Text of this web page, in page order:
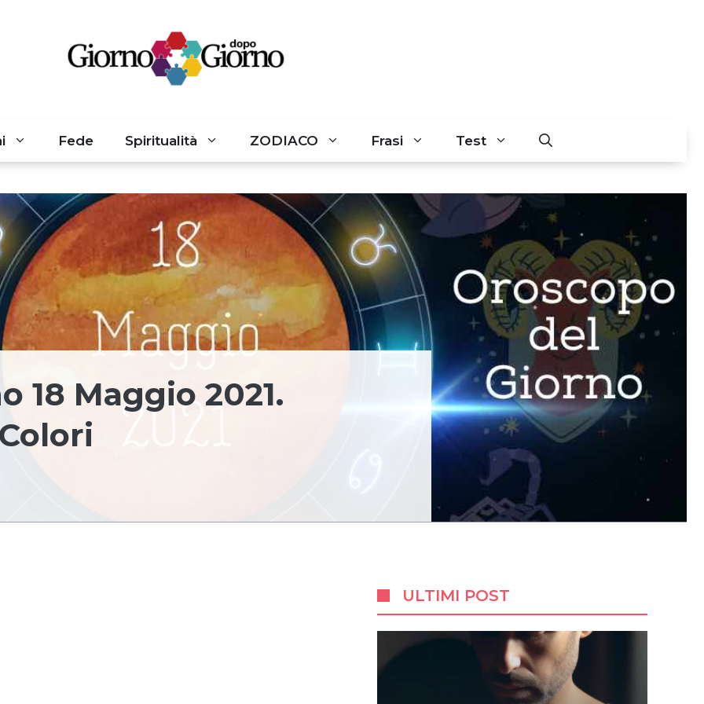
Fede Spiritualità ZODIACO Frasi Test
18 Maggio 2021.
ULTIMI POST